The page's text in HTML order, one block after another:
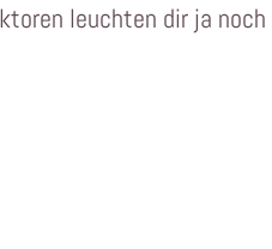
leuchten dir ja noch